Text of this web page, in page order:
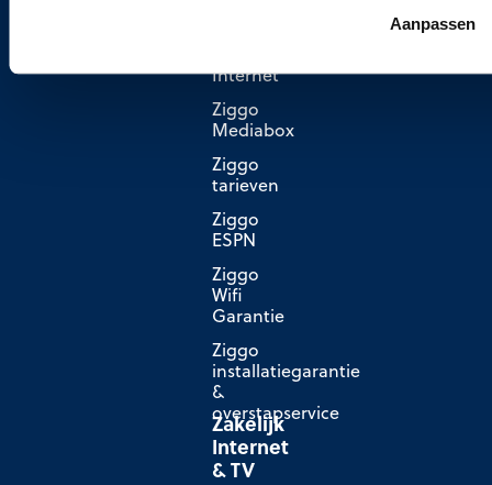
Aanpassen
Internet
Ziggo
Mediabox
Ziggo
tarieven
Ziggo
ESPN
Ziggo
Wifi
Garantie
Ziggo
installatiegarantie
&
overstapservice
Zakelijk
Internet
& TV